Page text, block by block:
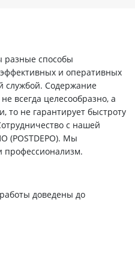
способы
и оперативных
службой. Содержание
всегда целесообразно, а
то не гарантирует быстроту
с нашей
(POSTDEPO). Мы
профессионализм.
доведены до